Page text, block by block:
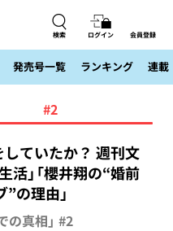
検索 ログイン 会員登録
発売号一覧 ランキング 連載
#2
ていたか？ 週刊文
活」「櫻井翔の“婚前
の理由」
の真相」 #2